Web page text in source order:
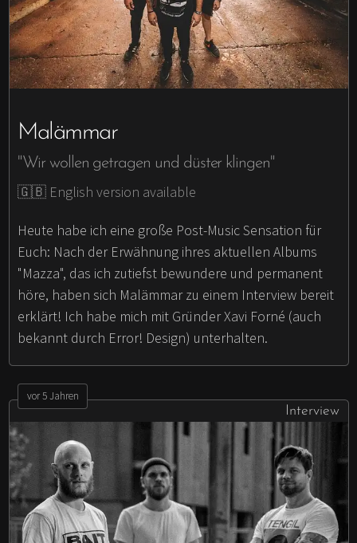
Malämmar
"Wir wollen getragen und düster klingen"
🇬🇧 English version available
Heute habe ich eine große Post-Music Sensation für
Euch: Nach der Erwähnung ihres aktuellen Albums
"Mazza", das ich zutiefst bewundere und permanent
höre, haben sich Malämmar zu einem Interview bereit
erklärt! Ich habe mich mit Gründer Xavi Forné (auch
bekannt durch Error! Design) unterhalten.
vor 5 Jahren
Interview